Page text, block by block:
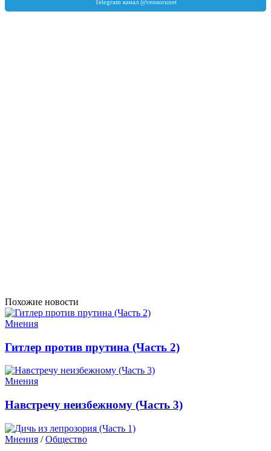
Похожие новости
Мнения
Гитлер против прутина (Часть 2)
Мнения
Навстречу неизбежному (Часть 3)
Мнения /Общество